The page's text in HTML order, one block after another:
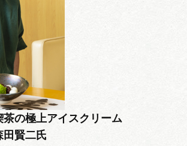
の極上アイスクリーム
賢二氏